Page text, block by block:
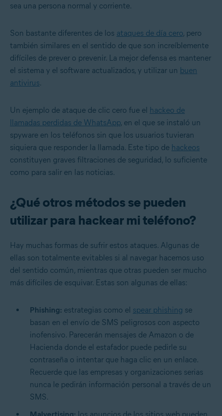
sea una persona normal y corriente.
Son bastante diferentes de los ataques de día cero, pero
también similares en el sentido de que son increíblemente
difíciles de prever o prevenir. La mejor defensa es mantener
el sistema y el software actualizados, y utilizar un buen
antivirus.
Un ejemplo de ataque de clic cero fue el hackeo de
llamadas perdidas de WhatsApp, en el que se instaló un
spyware en los teléfonos sin que los usuarios tuvieran
siquiera que responder la llamada. Este tipo de hackeos
constituyen graves filtraciones de seguridad, lo suficiente
como para salir en las noticias.
¿Qué otros métodos se pueden
utilizar para hackear mi teléfono?
Hay muchas formas de sufrir estos ataques. Algunas de
ellas son totalmente evitables si al navegar hacemos uso
del sentido común, mientras que otras pueden ser mucho
más difíciles de esquivar. Estas son algunas de ellas:
Phishing: estrategias como el spear phishing se
basan en el envío de SMS peligrosos con aspecto
inofensivo. Parecerán mensajes de Amazon o de
Hacienda donde el estafador puede pedirle su
contraseña o intentar que haga clic en un enlace.
Recuerde que las empresas y organizaciones serias
nunca le pedirán información personal a través de un
SMS.
Malvertising: los anuncios de los sitios web pueden